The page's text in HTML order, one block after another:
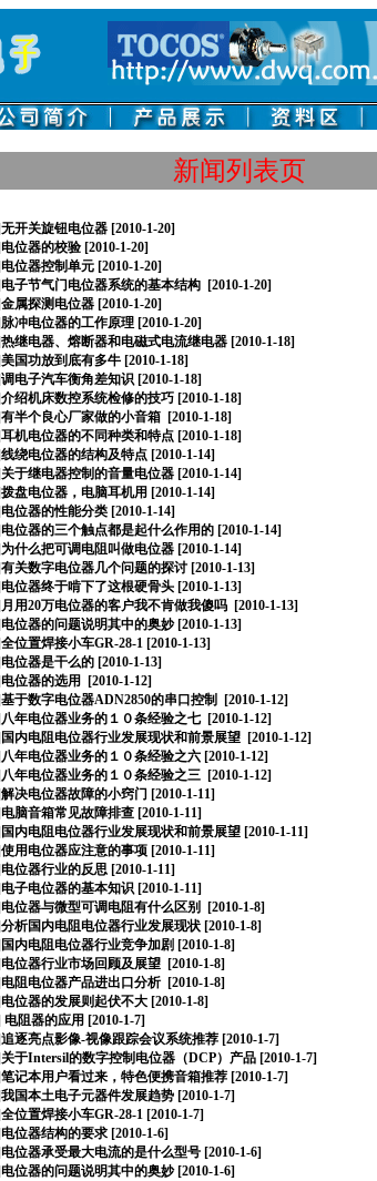
新闻列表页
无开关旋钮电位器 [2010-1-20]
电位器的校验[2010-1-20]
电位器控制单元 [2010-1-20]
电子节气门电位器系统的基本结构 [2010-1-20]
金属探测电位器 [2010-1-20]
脉冲电位器的工作原理 [2010-1-20]
热继电器、熔断器和电磁式电流继电器 [2010-1-18]
美国功放到底有多牛 [2010-1-18]
调电子汽车衡角差知识 [2010-1-18]
介绍机床数控系统检修的技巧 [2010-1-18]
有半个良心厂家做的小音箱 [2010-1-18]
耳机电位器的不同种类和特点 [2010-1-18]
线绕电位器的结构及特点 [2010-1-14]
关于继电器控制的音量电位器 [2010-1-14]
拨盘电位器，电脑耳机用 [2010-1-14]
电位器的性能分类 [2010-1-14]
电位器的三个触点都是起什么作用的 [2010-1-14]
为什么把可调电阻叫做电位器 [2010-1-14]
有关数字电位器几个问题的探讨 [2010-1-13]
电位器终于啃下了这根硬骨头 [2010-1-13]
月用20万电位器的客户我不肯做我傻吗 [2010-1-13]
电位器的问题说明其中的奥妙[2010-1-13]
全位置焊接小车GR-28-1 [2010-1-13]
电位器是干么的 [2010-1-13]
电位器的选用
[2010-1-12]
基于数字电位器ADN2850的串口控制
[2010-1-12]
八年电位器业务的１０条经验之七 [2010-1-12]
国内电阻电位器行业发展现状和前景展望 [2010-1-12]
八年电位器业务的１０条经验之六 [2010-1-12]
八年电位器业务的１０条经验之三 [2010-1-12]
解决电位器故障的小窍门 [2010-1-11]
电脑音箱常见故障排查 [2010-1-11]
国内电阻电位器行业发展现状和前景展望 [2010-1-11]
使用电位器应注意的事项 [2010-1-11]
电位器行业的反思 [2010-1-11]
电子电位器的基本知识 [2010-1-11]
电位器与微型可调电阻有什么区别
[2010-1-8]
分析国内电阻电位器行业发展现状 [2010-1-8]
国内电阻电位器行业竞争加剧 [2010-1-8]
电位器行业市场回顾及展望 [2010-1-8]
电阻电位器产品进出口分析 [2010-1-8]
电位器的发展则起伏不大 [2010-1-8]
电阻器的应用 [2010-1-7]
追逐亮点影像-视像跟踪会议系统推荐 [2010-1-7]
关于Intersil的数字控制电位器（DCP）产品 [2010-1-7]
笔记本用户看过来，特色便携音箱推荐 [2010-1-7]
我国本土电子元器件发展趋势 [2010-1-7]
全位置焊接小车GR-28-1 [2010-1-7]
电位器结构的要求 [2010-1-6]
电位器承受最大电流的是什么型号 [2010-1-6]
电位器的问题说明其中的奥妙[2010-1-6]